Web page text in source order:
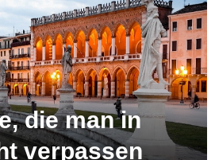
die man in
verpassen